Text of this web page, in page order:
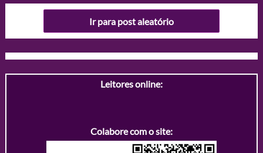
Ir para post aleatório
Leitores online:
Colabore com o site: